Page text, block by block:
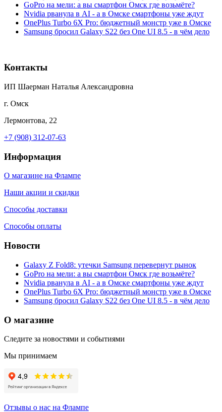
GoPro на мели: а вы смартфон Омск где возьмёте?
Nvidia рванула в AI - а в Омске смартфоны уже ждут
OnePlus Turbo 6X Pro: бюджетный монстр уже в Омске
Samsung бросил Galaxy S22 без One UI 8.5 - в чём дело
Контакты
ИП Шаерман Наталья Александровна
г. Омск
Лермонтова, 22
+7 (908) 312-07-63
Информация
О магазине на Флампе
Наши акции и скидки
Способы доставки
Способы оплаты
Новости
Galaxy Z Fold8: утечки Samsung перевернут рынок
GoPro на мели: а вы смартфон Омск где возьмёте?
Nvidia рванула в AI - а в Омске смартфоны уже ждут
OnePlus Turbo 6X Pro: бюджетный монстр уже в Омске
Samsung бросил Galaxy S22 без One UI 8.5 - в чём дело
О магазине
Следите за новостями и событиями
Мы принимаем
Отзывы о нас на Флампе